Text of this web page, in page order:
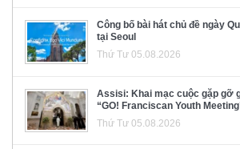
Công bố bài hát chủ đề ngày
tại Seoul
Thứ Tư 05.08.2026
Assisi: Khai mạc cuộc gặp gỡ
“GO! Franciscan Youth
Thứ Tư 05.08.2026